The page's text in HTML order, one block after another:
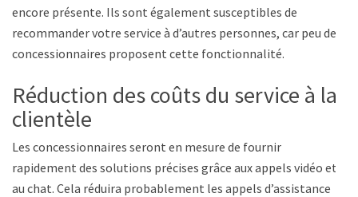
encore présente. Ils sont également susceptibles de
recommander votre service à d’autres personnes, car peu de
concessionnaires proposent cette fonctionnalité.
Réduction des coûts du service à la
clientèle
Les concessionnaires seront en mesure de fournir
rapidement des solutions précises grâce aux appels vidéo et
au chat. Cela réduira probablement les appels d’assistance